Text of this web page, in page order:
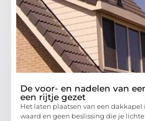
De voor- en nadelen van
een rijtje gezet
Het laten plaatsen van een dakkapel
waard en geen beslissing die je